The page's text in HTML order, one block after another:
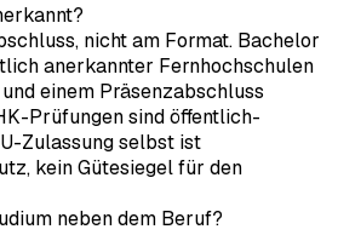
nicht am Format. Bachelor
anerkannter Fernhochschulen
einem Präsenzabschluss
Prüfungen sind öffentlich-
Zulassung selbst ist
kein Gütesiegel für den
neben dem Beruf?